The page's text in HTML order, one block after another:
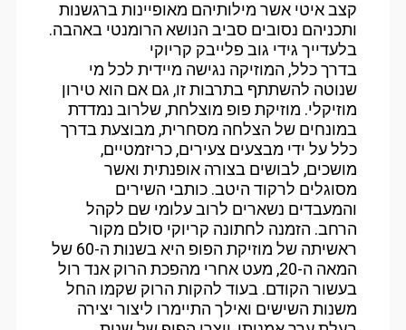
קצב איטי אשר מילותיהם מאופיינות ברגשנות
ותכניהם נסובים סביב הנושא הרומנטי באהבה.
בלעדייך גידי גוב פלייבק קריוקי
בדרך כלל, המוזיקה נגישה מיידית לכל מי
שנוטה להשתתף בתרבות זו, גם אם הוא טירון
מוזיקלי. מוזיקת פופ מוצלחת, שלרוב נמדדת
במונחים של הצלחה מסחרית, מבוצעת בדרך
כלל על ידי מבצעים צעירים, כריזמטיים,
מושכים, לבושים בצורה אופנתית ואשר
מסוגלים לרקוד היטב. כותבי השירים
והמעבדים נשארים לרוב עלומי שם לקהל
הרחב. הזמנה לחתונה קריוקי סולם מקור
ראשיתה של מוזיקת הפופ היא בשנות ה-60 של
המאה ה-20, מעט אחרי מהפכת הרוק אנד רול
בעשור הקודם. בעוד להקות הרוק שקמו החל
משנות השישים ואילך התיימרו ליצור יצירה